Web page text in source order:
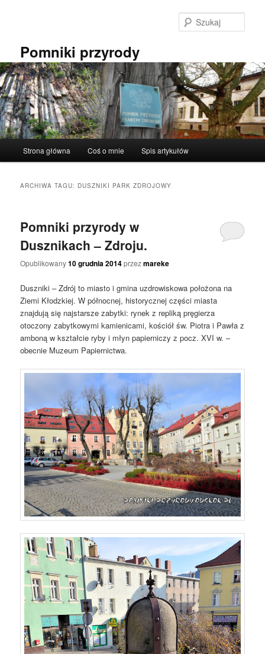
Pomniki przyrody
Strona główna Coś o mnie Spis artykułów
ARCHIWA TAGU: DUSZNIKI PARK ZDROJOWY
Pomniki przyrody w
Dusznikach – Zdroju.
Opublikowany10 grudnia 2014przezmareke
Duszniki – Zdrój to miasto i gmina uzdrowiskowa położona na
Ziemi Kłodzkiej. W północnej, historycznej części miasta
znajdują się najstarsze zabytki: rynek z repliką pręgierza
otoczony zabytkowymi kamienicami, kościół św. Piotra i Pawła z
amboną w kształcie ryby i młyn papierniczy z pocz. XVI w. –
obecnie Muzeum Papiernictwa.